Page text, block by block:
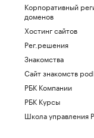
Корпоративный
доменов
Хостинг сайтов
Рег.решения
Знакомства
Сайт знакомств
РБК Компании
РБК Курсы
Школа управления